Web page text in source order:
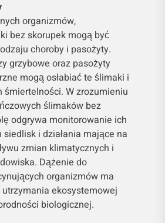
organizmów,
bez skorupek mogą być
choroby i pasożyty.
grzybowe oraz pasożyty
mogą osłabiać te ślimaki i
śmiertelności. W zrozumieniu
ślimaków bez
odgrywa monitorowanie ich
i działania mające na
zmian klimatycznych i
Dążenie do
organizmów ma
ekosystemowej
biologicznej.